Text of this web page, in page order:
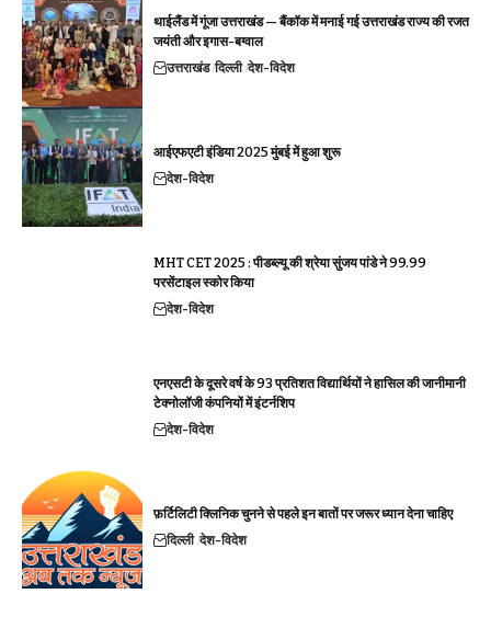
थाईलैंड में गूंजा उत्तराखंड — बैंकॉक में मनाई गई उत्तराखंड राज्य की रजत
जयंती और इगास-बग्वाल
उत्तराखंड दिल्ली देश-विदेश
आईएफएटी इंडिया 2025 मुंबई में हुआ शुरू
देश-विदेश
MHT CET 2025 : पीडब्ल्यू की श्रेया सुंजय पांडे ने 99.99
परसेंटाइल स्कोर किया
देश-विदेश
एनएसटी के दूसरे वर्ष के 93 प्रतिशत विद्यार्थियों ने हासिल की जानीमानी
टेक्नोलॉजी कंपनियों में इंटर्नशिप
देश-विदेश
फ़र्टिलिटी क्लिनिक चुनने से पहले इन बातों पर जरूर ध्यान देना चाहिए
दिल्ली देश-विदेश